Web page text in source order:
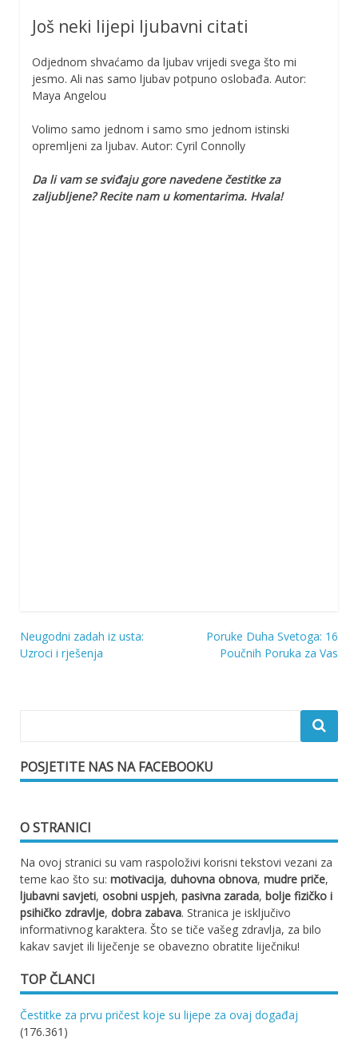
Još neki lijepi ljubavni citati
Odjednom shvaćamo da ljubav vrijedi svega što mi
jesmo. Ali nas samo ljubav potpuno oslobađa. Autor:
Maya Angelou
Volimo samo jednom i samo smo jednom istinski
opremljeni za ljubav. Autor: Cyril Connolly
Da li vam se sviđaju gore navedene čestitke za
zaljubljene? Recite nam u komentarima. Hvala!
Navigacija
Neugodni zadah iz usta:
Uzroci i rješenja
Poruke Duha Svetoga: 16
Poučnih Poruka za Vas
POSJETITE NAS NA FACEBOOKU
O STRANICI
Na ovoj stranici su vam raspoloživi korisni tekstovi vezani za
teme kao što su: motivacija, duhovna obnova, mudre priče,
ljubavni savjeti, osobni uspjeh, pasivna zarada, bolje fizičko i
psihičko zdravlje, dobra zabava. Stranica je isključivo
informativnog karaktera. Što se tiče vašeg zdravlja, za bilo
kakav savjet ili liječenje se obavezno obratite liječniku!
TOP ČLANCI
Čestitke za prvu pričest koje su lijepe za ovaj događaj
(176.361)